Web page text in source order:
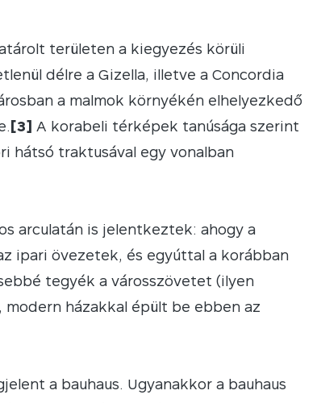
területen a kiegyezés körüli
délre a Gizella, illetve a Concordia
a malmok környékén elhelyezkedő
[3] A korabeli térképek tanúsága szerint
hátsó traktusával egy vonalban
arculatán is jelentkeztek: ahogy a
ipari övezetek, és egyúttal a korábban
tegyék a városszövetet (ilyen
modern házakkal épült be ebben az
a bauhaus. Ugyanakkor a bauhaus